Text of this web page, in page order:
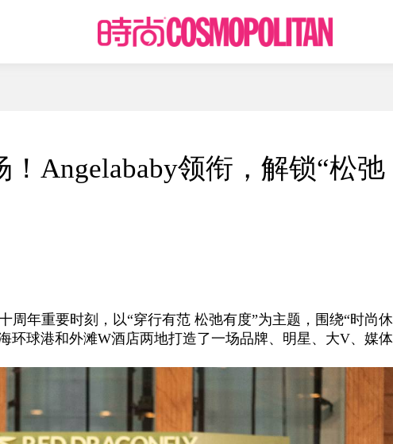
Angelababy领衔，解锁“松弛
周年重要时刻，以“穿行有范 松弛有度”为主题，围绕“时尚
环球港和外滩W酒店两地打造了一场品牌、明星、大V、媒